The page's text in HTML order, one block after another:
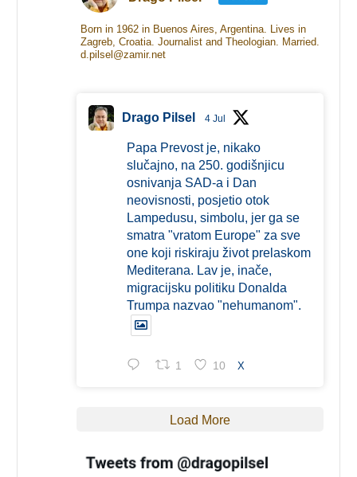
Born in 1962 in Buenos Aires, Argentina. Lives in
Zagreb, Croatia. Journalist and Theologian. Married.
d.pilsel@zamir.net
Drago Pilsel 4 Jul
Papa Prevost je, nikako
slučajno, na 250. godišnjicu
osnivanja SAD-a i Dan
neovisnosti, posjetio otok
Lampedusu, simbolu, jer ga se
smatra "vratom Europe" za sve
one koji riskiraju život prelaskom
Mediterana. Lav je, inače,
migracijsku politiku Donalda
Trumpa nazvao "nehumanom".
1 10 X
Load More